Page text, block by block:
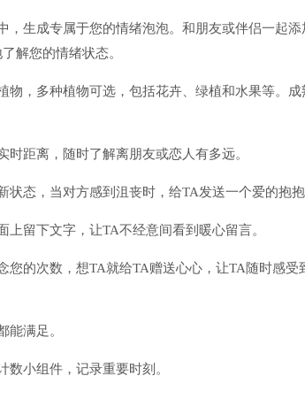
，生成专属于您的情绪泡泡。和朋友或伴侣一起
解您的情绪状态。
物，多种植物可选，包括花卉、绿植和水果等。
距离，随时了解离朋友或恋人有多远。
态，当对方感到沮丧时，给TA发送一个爱的抱抱
留下文字，让TA不经意间看到暖心留言。
的次数，想TA就给TA赠送心心，让TA随时感受
能满足。
小组件，记录重要时刻。